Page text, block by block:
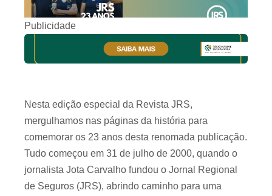
Publicidade
Nesta edição especial da Revista JRS,
mergulhamos nas páginas da história para
comemorar os 23 anos desta renomada publicação.
Tudo começou em 31 de julho de 2000, quando o
jornalista Jota Carvalho fundou o Jornal Regional
de Seguros (JRS), abrindo caminho para uma